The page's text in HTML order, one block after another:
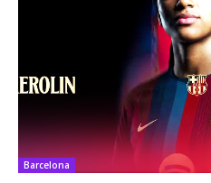
Barcelona